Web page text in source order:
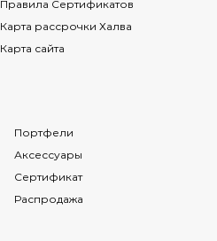
Правила Сертификатов
Карта рассрочки Халва
Карта сайта
Портфели
Аксессуары
Сертификат
Распродажа